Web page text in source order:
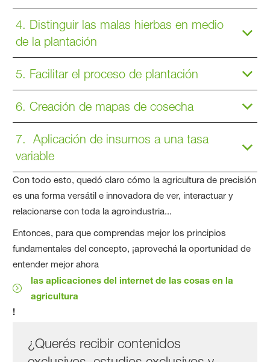
4. Distinguir las malas hierbas en medio
de la plantación
5. Facilitar el proceso de plantación
6. Creación de mapas de cosecha
7. Aplicación de insumos a una tasa
variable
Con todo esto, quedó claro cómo la agricultura de precisión
es una forma versátil e innovadora de ver, interactuar y
relacionarse con toda la agroindustria...
Entonces, para que comprendas mejor los principios
fundamentales del concepto, ¡aprovechá la oportunidad de
entender mejor ahora
las aplicaciones del internet de las cosas en la
agricultura
!
¿Querés recibir contenidos